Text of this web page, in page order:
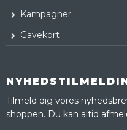
Kampagner
Gavekort
Tilmeld dig vores
shoppen. Du kan altid